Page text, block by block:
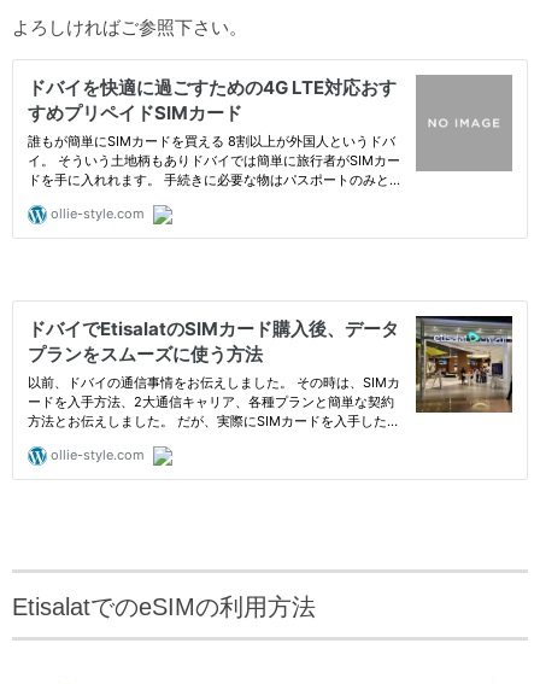
よろしければご参照下さい。
EtisalatでのeSIMの利用方法